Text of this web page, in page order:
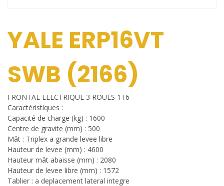
YALE ERP16VT
SWB (2166)
FRONTAL ELECTRIQUE 3 ROUES 1T6
Caractéristiques :
Capacité de charge (kg) : 1600
Centre de gravite (mm) : 500
Mât : Triplex a grande levee libre
Hauteur de levee (mm) : 4600
Hauteur mât abaisse (mm) : 2080
Hauteur de levee libre (mm) : 1572
Tablier : a deplacement lateral integre